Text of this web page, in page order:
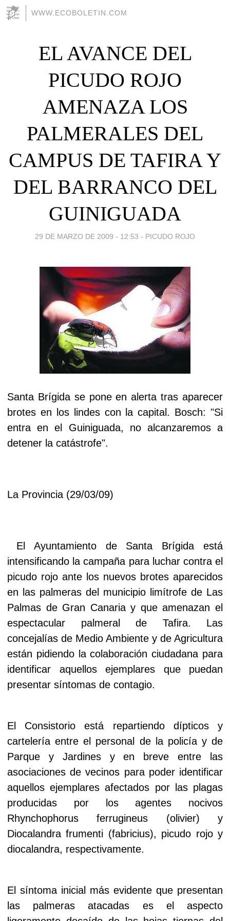
WWW.ECOBOLETIN.COM
EL AVANCE DEL
PICUDO ROJO
AMENAZA LOS
PALMERALES DEL
CAMPUS DE TAFIRA Y
DEL BARRANCO DEL
GUINIGUADA
29 DE MARZO DE 2009 - 12:53 - PICUDO ROJO
Santa Brígida se pone en alerta tras aparecer
brotes en los lindes con la capital. Bosch: "Si
entra en el Guiniguada, no alcanzaremos a
detener la catástrofe".
La Provincia (29/03/09)
El Ayuntamiento de Santa Brígida está
intensificando la campaña para luchar contra el
picudo rojo ante los nuevos brotes aparecidos
en las palmeras del municipio limítrofe de Las
Palmas de Gran Canaria y que amenazan el
espectacular palmeral de Tafira. Las
concejalías de Medio Ambiente y de Agricultura
están pidiendo la colaboración ciudadana para
identificar aquellos ejemplares que puedan
presentar síntomas de contagio.
El Consistorio está repartiendo dípticos y
cartelería entre el personal de la policía y de
Parque y Jardines y en breve entre las
asociaciones de vecinos para poder identificar
aquellos ejemplares afectados por las plagas
producidas por los agentes nocivos
Rhynchophorus ferrugineus (olivier) y
Diocalandra frumenti (fabricius), picudo rojo y
diocalandra, respectivamente.
El síntoma inicial más evidente que presentan
las palmeras atacadas es el aspecto